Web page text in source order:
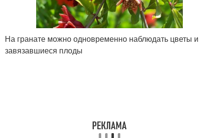
На гранате можно одновременно наблюдать цветы и
завязавшиеся плоды